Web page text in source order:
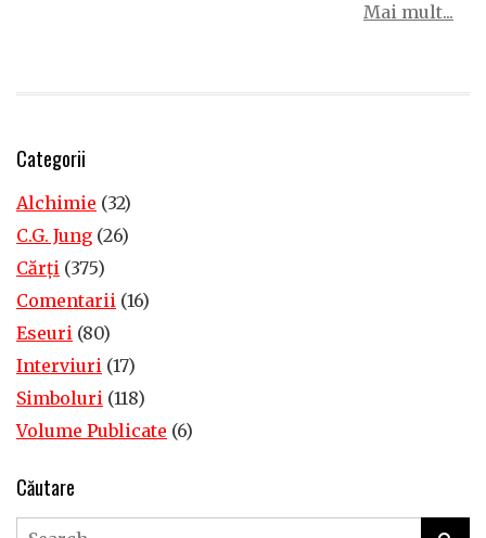
Mai mult...
Categorii
Alchimie (32)
C.G. Jung (26)
Cărţi (375)
Comentarii (16)
Eseuri (80)
Interviuri (17)
Simboluri (118)
Volume Publicate (6)
Căutare